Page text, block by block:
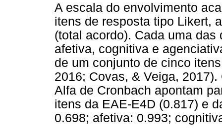
A escala do envolvimento
itens de resposta tipo Likert,
(total acordo). Cada uma
afetiva, cognitiva e
de um conjunto de cinco
2016; Covas, & Veiga,
Alfa de Cronbach apontam
itens da EAE-E4D (0.817) e
0.698; afetiva: 0.993;